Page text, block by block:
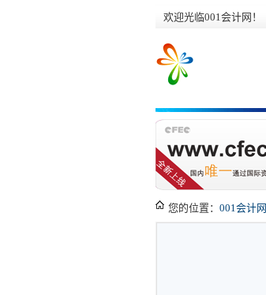
欢迎光临001会计网！
您的位置： 001会计网